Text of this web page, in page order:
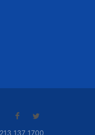
137 1700